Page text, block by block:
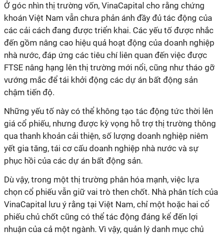
Ở góc nhìn thị trường vốn, VinaCapital cho rằng chứng
khoán Việt Nam vẫn chưa phản ánh đầy đủ tác động của
các cải cách đang được triển khai. Các yếu tố được nhắc
đến gồm nâng cao hiệu quả hoạt động của doanh nghiệp
nhà nước, đáp ứng các tiêu chí liên quan đến việc được
FTSE nâng hạng lên thị trường mới nổi, cũng như tháo gỡ
vướng mắc để tái khởi động các dự án bất động sản
chậm tiến độ.
Những yếu tố này có thể không tạo tác động tức thời lên
giá cổ phiếu, nhưng được kỳ vọng hỗ trợ thị trường thông
qua thanh khoản cải thiện, số lượng doanh nghiệp niêm
yết gia tăng, tái cơ cấu doanh nghiệp nhà nước và sự
phục hồi của các dự án bất động sản.
Dù vậy, trong một thị trường phân hóa mạnh, việc lựa
chọn cổ phiếu vẫn giữ vai trò then chốt. Nhà phân tích của
VinaCapital lưu ý rằng tại Việt Nam, chỉ một hoặc hai cổ
phiếu chủ chốt cũng có thể tác động đáng kể đến lợi
nhuận của cả một ngành. Vì vậy, quản lý danh mục chủ